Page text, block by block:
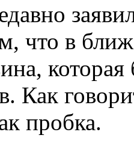
что в
Как
пробка.